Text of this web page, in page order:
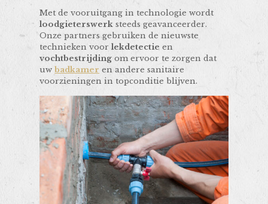
Met de vooruitgang in technologie wordt
loodgieterswerk steeds geavanceerder.
Onze partners gebruiken de nieuwste
technieken voorlekdetectie en
vochtbestrijding om ervoor te zorgen dat
uwbadkamer en andere sanitaire
voorzieningen in topconditie blijven.